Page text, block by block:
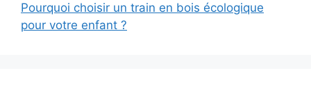
Pourquoi choisir un train en bois écologique
pour votre enfant ?